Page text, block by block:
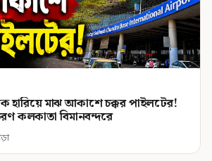
মাঝ আকাশে চক্কর পাইলটের!
কলকাতা বিমানবন্দরে